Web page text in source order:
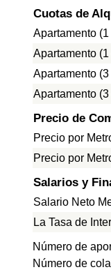
Cuotas de
Apartamento
Apartamento
Apartamento
Apartamento
Precio de
Precio por
Precio por
Salarios y
Salario Neto
La Tasa de
Número de
Número de